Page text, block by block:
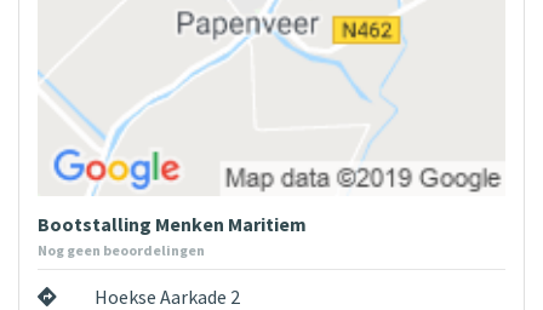
Bootstalling Menken Maritiem
Nog geen beoordelingen
Hoekse Aarkade 2